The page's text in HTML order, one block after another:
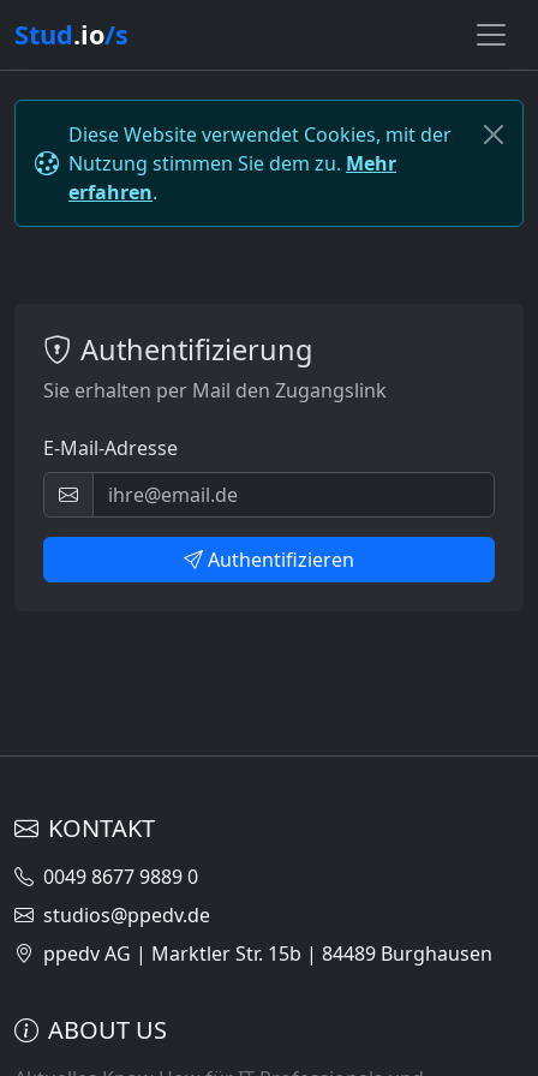
Stud.io/s
Diese Website verwendet Cookies, mit der
Nutzung stimmen Sie dem zu. Mehr
erfahren.
Authentifizierung
Sie erhalten per Mail den Zugangslink
E-Mail-Adresse
Authentifizieren
KONTAKT
0049 8677 9889 0
studios@ppedv.de
ppedv AG | Marktler Str. 15b | 84489 Burghausen
ABOUT US